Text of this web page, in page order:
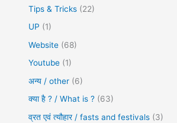
Tips & Tricks (22)
UP (1)
Website (68)
Youtube (1)
अन्य / other (6)
क्या है ? / What is ? (63)
व्रत एवं त्यौहार / fasts and festivals (3)